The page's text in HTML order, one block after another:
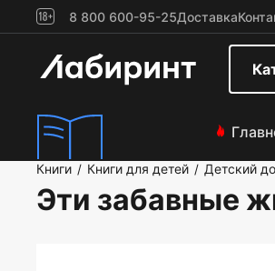
8 800 600-95-25Доставка
Книги / Книги для детей / Детский
Эти забавные